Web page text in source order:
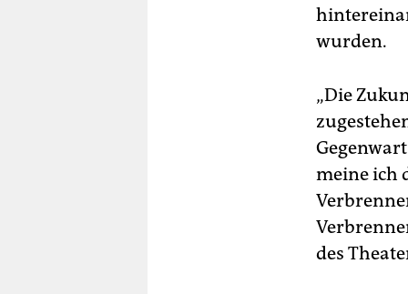
wurden.
„Die
meine ich
des